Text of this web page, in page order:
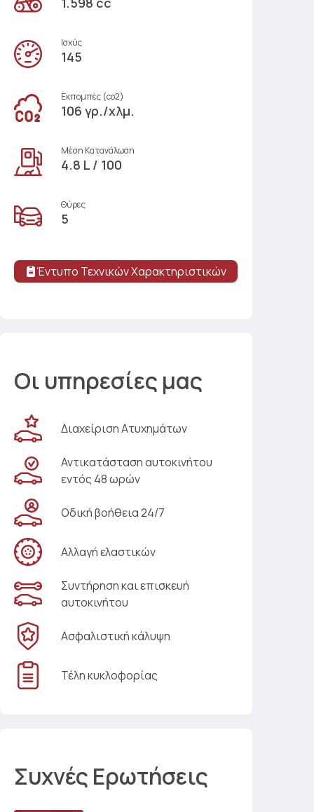
Ισχύς
145
Εκπομπές (co2)
106 γρ./χλμ.
Μέση Κατανάλωση
4.8 L / 100
Θύρες
5
Έντυπο Τεχνικών Χαρακτηριστικών
Οι υπηρεσίες μας
Διαχείριση Ατυχημάτων
Αντικατάσταση αυτοκινήτου
εντός 48 ωρών
Οδική βοήθεια 24/7
Αλλαγή ελαστικών
Συντήρηση και επισκευή
αυτοκινήτου
Ασφαλιστική κάλυψη
Τέλη κυκλοφορίας
Συχνές Ερωτήσεις